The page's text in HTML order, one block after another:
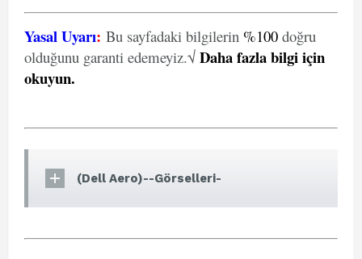
Yasal Uyarı: Bu sayfadaki bilgilerin %100 doğru
olduğunu garanti edemeyiz.√ Daha fazla bilgi için
okuyun.
(Dell Aero)--Görselleri-